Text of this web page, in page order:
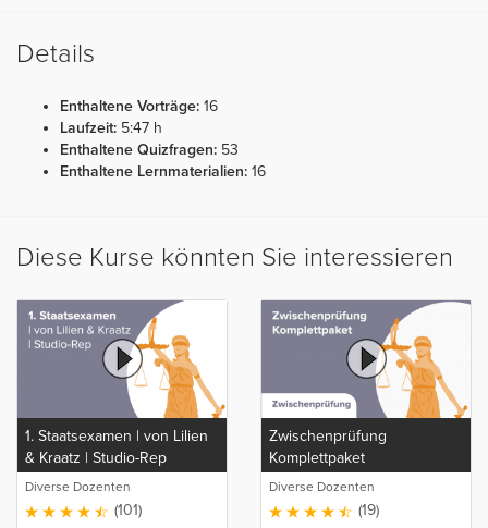
Details
Enthaltene Vorträge: 16
Laufzeit: 5:47 h
Enthaltene Quizfragen: 53
Enthaltene Lernmaterialien: 16
Diese Kurse könnten Sie interessieren
1. Staatsexamen | von Lilien
& Kraatz | Studio-Rep
Diverse Dozenten
(101)
Zwischenprüfung
Komplettpaket
Diverse Dozenten
(19)